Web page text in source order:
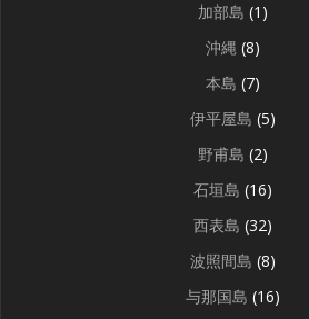
加部島 (1)
沖縄 (8)
本島 (7)
伊平屋島 (5)
野甫島 (2)
石垣島 (16)
西表島 (32)
波照間島 (8)
与那国島 (16)